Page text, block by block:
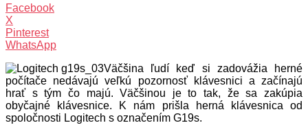
Facebook
X
Pinterest
WhatsApp
Väčšina ľudí keď si zadovážia herné
počítače nedávajú veľkú pozornosť klávesnici a začínajú
hrať s tým čo majú. Väčšinou je to tak, že sa zakúpia
obyčajné klávesnice. K nám prišla herná klávesnica od
spoločnosti Logitech s označením G19s.